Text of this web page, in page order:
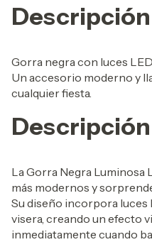
Gorra negra con luces
Un accesorio moderno y
cualquier fiesta.
La Gorra Negra Luminosa
más modernos y
Su diseño incorpora luces
visera, creando un efecto
inmediatamente cuando